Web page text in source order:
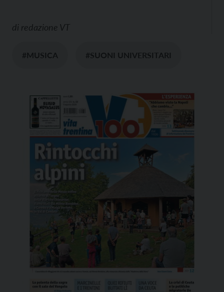
di redazione VT
#MUSICA #SUONI UNIVERSITARI